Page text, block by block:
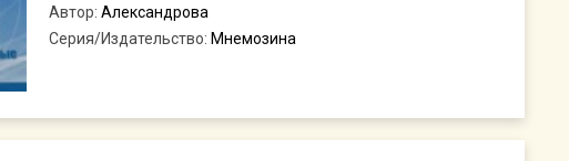
Автор: Александрова
Серия/Издательство: Мнемозина